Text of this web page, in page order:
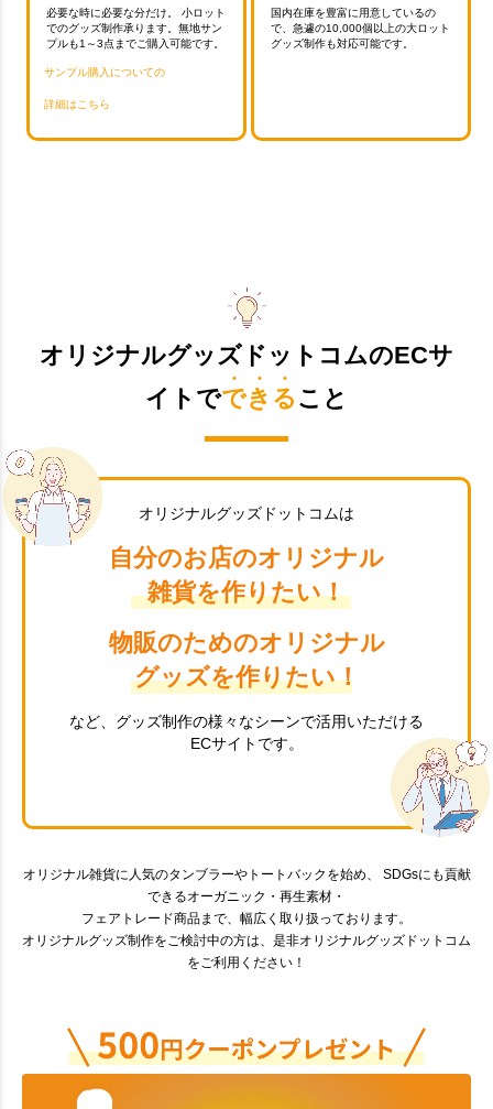
必要な時に必要な分だけ。 小ロット
でのグッズ制作承ります。無地サン
プルも1～3点までご購入可能です。
サンプル購入についての
詳細はこちら
国内在庫を豊富に用意しているの
で、急遽の10,000個以上の大ロット
グッズ制作も対応可能です。
オリジナルグッズドットコムのECサ
イトでできる こと
オリジナルグッズドットコムは
自分のお店のオリジナル
雑貨を作りたい！
物販のためのオリジナル
グッズを作りたい！
など、グッズ制作の様々なシーンで活用いただける
ECサイトです。
オリジナル雑貨に人気のタンブラーやトートバックを始め、 SDGsにも貢献
できるオーガニック・再生素材・
フェアトレード商品まで、幅広く取り扱っております。
オリジナルグッズ制作をご検討中の方は、是非オリジナルグッズドットコム
をご利用ください！